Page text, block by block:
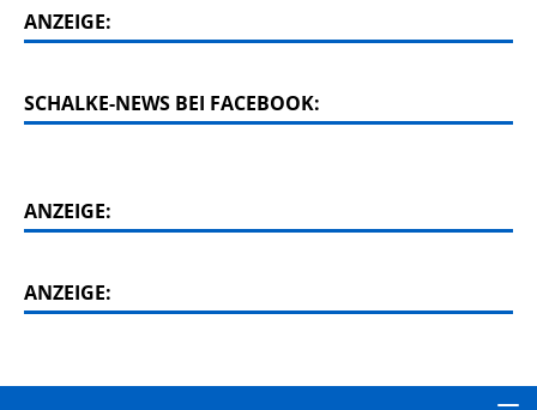
ANZEIGE:
SCHALKE-NEWS BEI FACEBOOK:
ANZEIGE:
ANZEIGE: